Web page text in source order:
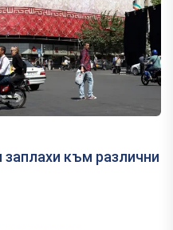
към различни